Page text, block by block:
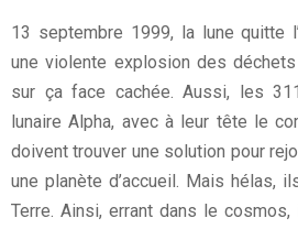
13 septembre 1999, la lune quitte
une violente explosion des
sur ça face cachée. Aussi, les
lunaire Alpha, avec à leur tête le
doivent trouver une solution pour
une planète d’accueil. Mais hélas,
Terre. Ainsi, errant dans le